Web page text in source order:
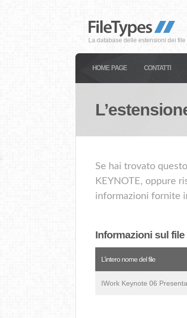
La database delle estensioni dei file
HOME PAGE CONTATTI
Se hai trovato
KEYNOTE, oppure
informazioni fornite
Informazioni sul file
L’intero nome del file
IWork Keynote 06